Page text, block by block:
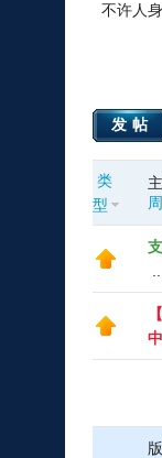
不许人
发帖
类
型
周